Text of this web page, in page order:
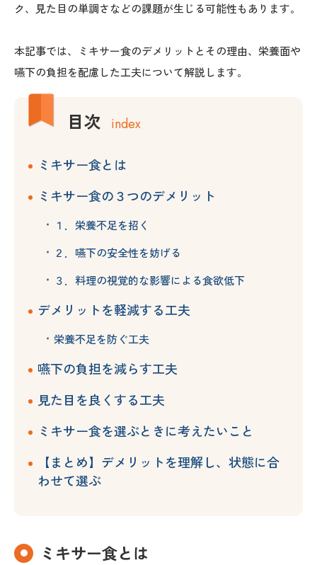
ク、見た目の単調さなどの課題が生じる可能性もあります。
本記事では、ミキサー食のデメリットとその理由、栄養面や
嚥下の負担を配慮した工夫について解説します。
目次 index
ミキサー食とは
ミキサー食の３つのデメリット
１．栄養不足を招く
２．嚥下の安全性を妨げる
３．料理の視覚的な影響による食欲低下
デメリットを軽減する工夫
栄養不足を防ぐ工夫
嚥下の負担を減らす工夫
見た目を良くする工夫
ミキサー食を選ぶときに考えたいこと
【まとめ】デメリットを理解し、状態に合
わせて選ぶ
ミキサー食とは